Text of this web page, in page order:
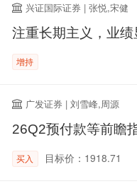
兴证国际证券 | 张悦,宋健
注重长期主义，业绩
增持
广发证券 | 刘雪峰,周源
26Q2预付款等前瞻
买入 目标价：1918.71